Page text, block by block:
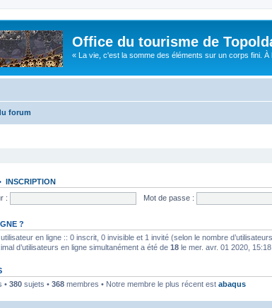
Office du tourisme de
« La vie, c'est la somme des éléments sur un corps fini. À
forum
INSCRIPTION
:
Mot de passe :
?
utilisateur en ligne :: 0 inscrit, 0 invisible et 1 invité (selon le nombre
d’utilisateurs en ligne simultanément a été de 18 le mer. avr. 01 2020, 15:18
• 380 sujets • 368 membres • Notre membre le plus récent est abaqus